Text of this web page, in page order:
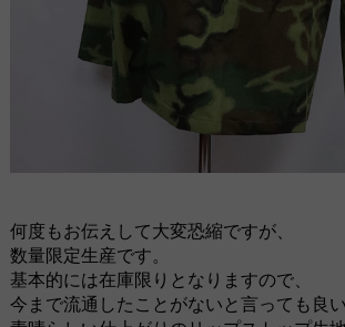
何度もお伝えして大変恐縮ですが、
数量限定生産です。
基本的には在庫限りとなりますので、
今まで流通したことがないと言っても良